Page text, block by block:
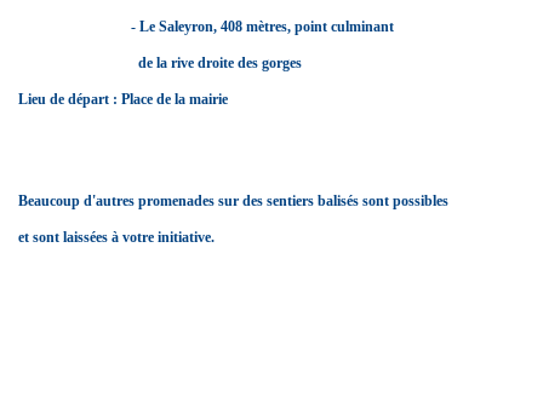
- Le Saleyron, 408 mètres, point culminant
de la rive droite des gorges
Lieu de départ : Place de la mairie
Beaucoup d'autres promenades sur des sentiers balisés sont possibles
et sont laissées à votre initiative.